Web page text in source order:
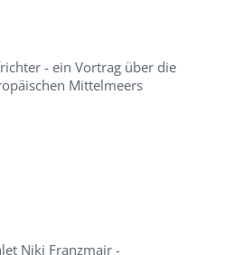
- ein Vortrag über die
Mittelmeers
Niki Franzmair -